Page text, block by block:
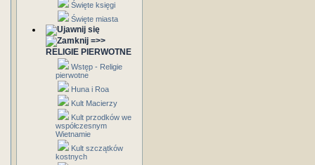
Święte księgi
Święte miasta
=>>
RELIGIE PIERWOTNE
Wstęp - Religie
pierwotne
Huna i Roa
Kult Macierzy
Kult przodków we
współczesnym
Wietnamie
Kult szczątków
kostnych